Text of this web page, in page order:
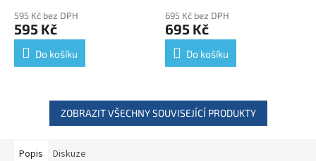
595 Kč bez DPH
595 Kč
Do košíku
model
695 Kč bez DPH
695 Kč
Do košíku
ZOBRAZIT VŠECHNY SOUVISEJÍCÍ PRODUKTY
Popis Diskuze